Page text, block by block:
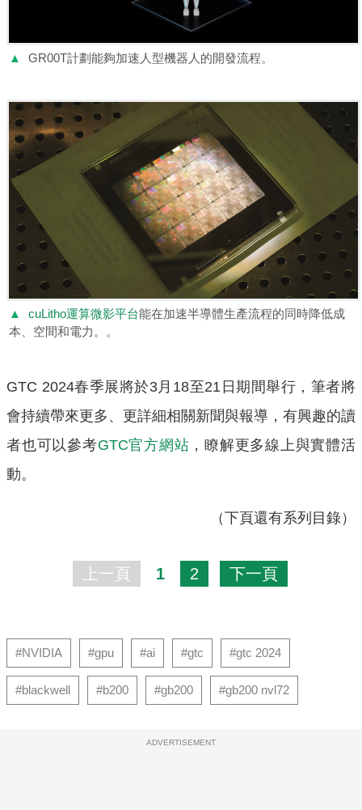
▲ GR00T計劃能夠加速人型機器人的開發流程。
▲ cuLitho運算微影平台能在加速半導體生產流程的同時降低成
本、空間和電力。。
GTC 2024春季展將於3月18至21日期間舉行，筆者將
會持續帶來更多、更詳細相關新聞與報導，有興趣的讀
者也可以參考GTC官方網站 ，瞭解更多線上與實體活
動。
（下頁還有系列目錄）
上一頁 1 2 下一頁
#NVIDIA #gpu #ai #gtc #gtc 2024
#blackwell #b200 #gb200 #gb200 nvl72
ADVERTISEMENT